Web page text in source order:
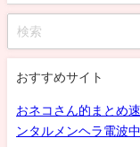
おすすめサイト
おネコさん的まとめ
ンタルメンヘラ電波